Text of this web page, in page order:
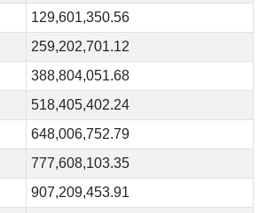
129,601,350.56
259,202,701.12
388,804,051.68
518,405,402.24
648,006,752.79
777,608,103.35
907,209,453.91